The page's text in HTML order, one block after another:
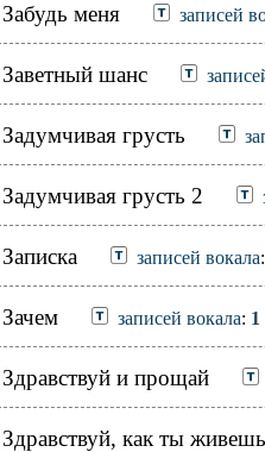
Забудь меня записей
Заветный шанс
Задумчивая грусть
Задумчивая грусть 2
Записка записей вокала:
Зачем записей вокала: 1
Здравствуй и прощай
Здравствуй, как ты живешь